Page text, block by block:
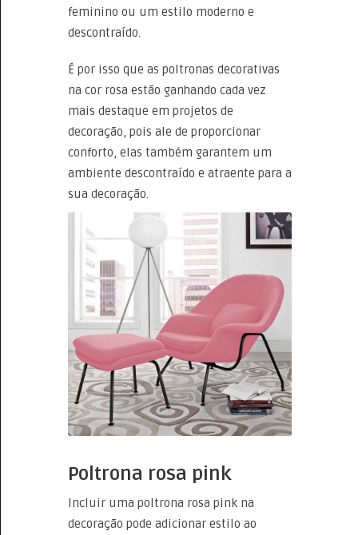
feminino ou um estilo moderno e
descontraído.
É por isso que as poltronas decorativas
na cor rosa estão ganhando cada vez
mais destaque em projetos de
decoração, pois ale de proporcionar
conforto, elas também garantem um
ambiente descontraído e atraente para a
sua decoração.
Poltrona rosa pink
Incluir uma poltrona rosa pink na
decoração pode adicionar estilo ao